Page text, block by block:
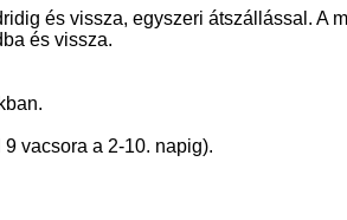
és vissza, egyszeri átszállással. A
és vissza.
vacsora a 2-10. napig).